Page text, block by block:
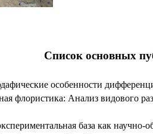
Список основных
особенности
флористика: Анализ видового
база как